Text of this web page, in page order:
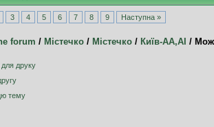
3 4 5 6 7 8 9 Наступна »
forum / Містечко/ Містечко/ Київ-АА,АI /
друку
тему